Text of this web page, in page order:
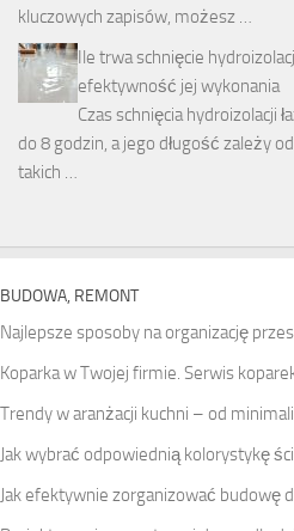
kluczowych zapisów, możesz …
Ile trwa schnięcie
efektywność jej wykonania
Czas schnięcia hydroizolacji
do 8 godzin, a jego długość zależy
takich …
BUDOWA, REMONT
Najlepsze sposoby na organizację
Koparka w Twojej firmie. Serwis
Trendy w aranżacji kuchni – od
Jak wybrać odpowiednią kolorystykę
Jak efektywnie zorganizować budowę